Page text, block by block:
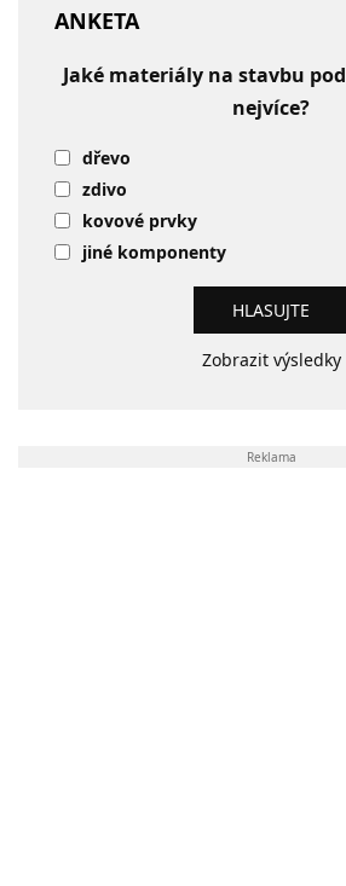
ANKETA
Jaké materiály na stavbu
nejvíce?
dřevo
zdivo
kovové prvky
jiné komponenty
Zobrazit výsledky
Reklama